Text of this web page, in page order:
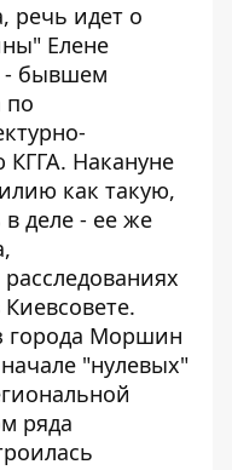
речь идет о
Елене
- бывшем
по
КГГА. Накануне
как такую,
деле - ее же
города Моршин
"нулевых"
ряда